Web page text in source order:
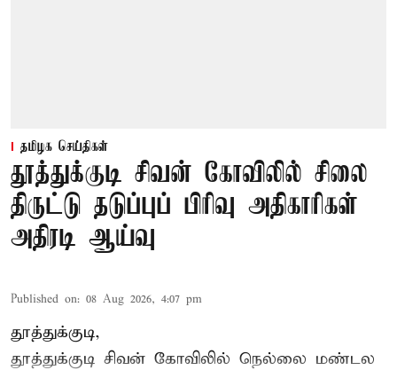
தமிழக செய்திகள்
தூத்துக்குடி சிவன் கோவிலில் சிலை
திருட்டு தடுப்புப் பிரிவு அதிகாரிகள்
அதிரடி ஆய்வு
Published on: 08 Aug 2026, 4:07 pm
தூத்துக்குடி,
தூத்துக்குடி சிவன் கோவிலில் நெல்லை மண்டல